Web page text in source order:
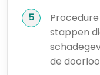
stappen
de